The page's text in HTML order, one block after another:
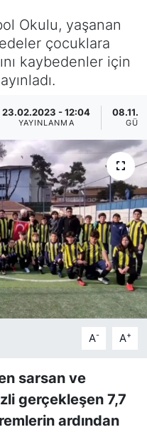
Okulu, yaşanan
çocuklara
kaybedenler için
23.02.2023 - 12:04
YAYINLANMA
A- A+
sarsan ve
gerçekleşen 7,7
ardından